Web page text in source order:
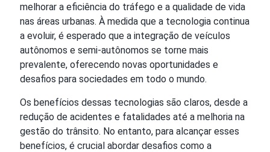
melhorar a eficiência do tráfego e a qualidade de vida
nas áreas urbanas. À medida que a tecnologia continua
a evoluir, é esperado que a integração de veículos
autônomos e semi-autônomos se torne mais
prevalente, oferecendo novas oportunidades e
desafios para sociedades em todo o mundo.
Os benefícios dessas tecnologias são claros, desde a
redução de acidentes e fatalidades até a melhoria na
gestão do trânsito. No entanto, para alcançar esses
benefícios, é crucial abordar desafios como a